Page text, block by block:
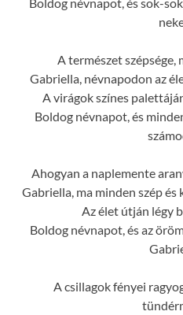
A természet szépsége,
Gabriella, névnapodon az
A virágok színes
Boldog névnapot, és
Ahogyan a naplemente
Gabriella, ma minden szép és
Az élet útján légy
Boldog névnapot, és az
A csillagok fényei